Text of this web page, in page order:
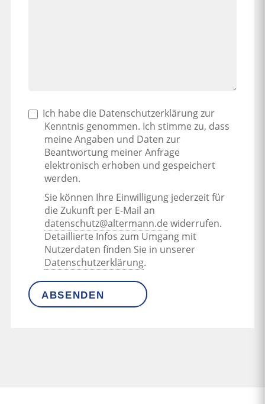
Ich habe die Datenschutzerklärung zur
Kenntnis genommen. Ich stimme zu, dass
meine Angaben und Daten zur
Beantwortung meiner Anfrage
elektronisch erhoben und gespeichert
werden.
Sie können Ihre Einwilligung jederzeit für
die Zukunft per E-Mail an
datenschutz@altermann.de widerrufen.
Detaillierte Infos zum Umgang mit
Nutzerdaten finden Sie in unserer
Datenschutzerklärung.
ABSENDEN